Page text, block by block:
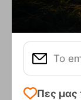
Πες μας